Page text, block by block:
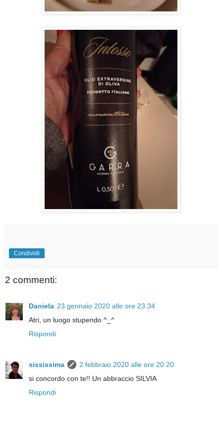
Condividi
2 commenti:
Daniela 23 gennaio 2020 alle ore 23:34
Atri, un luogo stupendo ^_^
Rispondi
sississima
2 febbraio 2020 alle ore 20:20
si concordo con te!! Un abbraccio SILVIA
Rispondi